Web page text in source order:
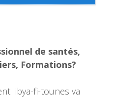
de santés,
Formations?
libya-fi-tounes va